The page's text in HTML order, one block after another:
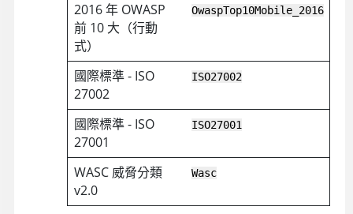
2016 年 OWASP
前 10 大（行動
式）
OwaspTop10Mobile_2016
國際標準 - ISO
27002
ISO27002
國際標準 - ISO
27001
ISO27001
WASC 威脅分類
v2.0
Wasc